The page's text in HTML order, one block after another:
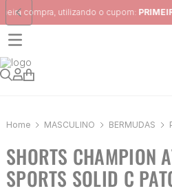
Frete Grátispara região Sudeste
MASCULINO BERMUDAS
SHORTS CHAMPION
SPORTS SOLID C